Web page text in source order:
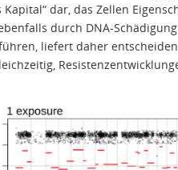
dar, das Zellen
durch DNA-
liefert daher